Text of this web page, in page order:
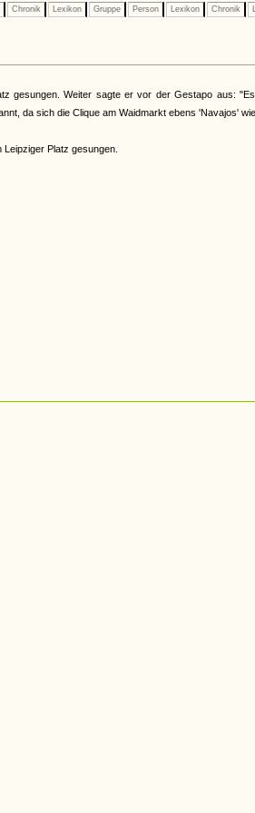
Chronik Lexikon Gruppe Person Lexikon Chronik
gesungen. Weiter sagte er vor der Gestapo aus:
da sich die Clique am Waidmarkt ebens 'Navajos'
Platz gesungen.